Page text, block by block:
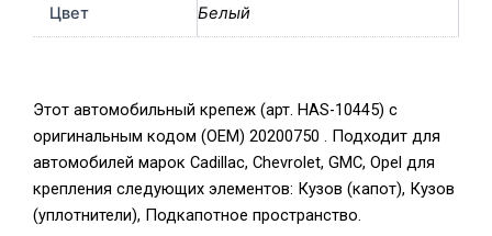
Цвет Белый
Этот автомобильный крепеж (арт. HAS-10445) с
оригинальным кодом (OEM) 20200750 . Подходит для
автомобилей марок Cadillac, Chevrolet, GMC, Opel для
крепления следующих элементов: Кузов (капот), Кузов
(уплотнители), Подкапотное пространство.